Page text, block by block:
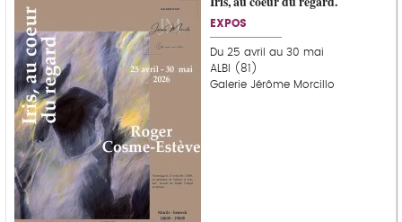
EXPOS
Du 25 avril au 30 mai
ALBI (81)
Galerie Jérôme Morcillo